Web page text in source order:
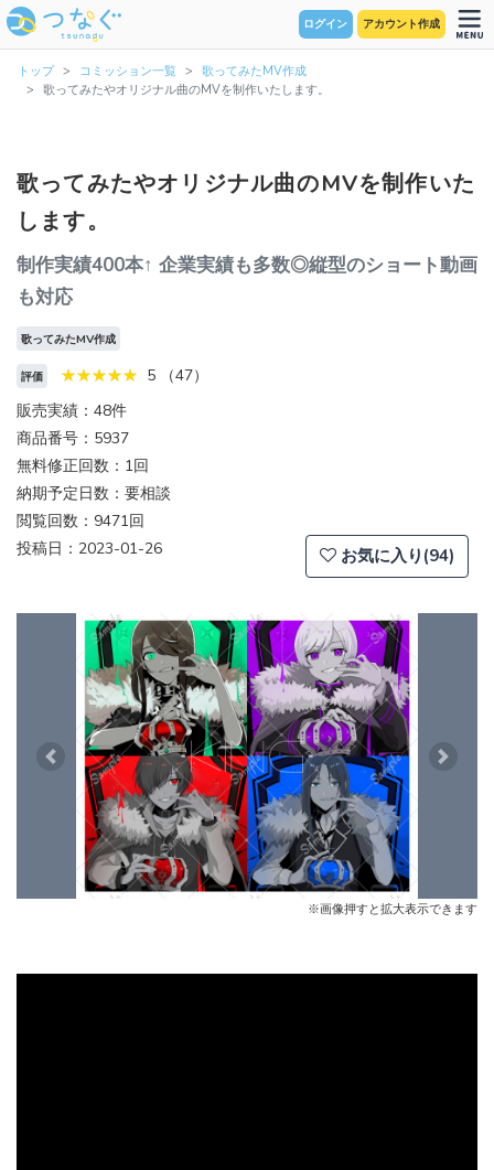
ログイン アカウント作成
トップ コミッション一覧
歌ってみたMV作成
歌ってみたやオリジナル曲のMVを制作いたします。
歌ってみたやオリジナル曲のMVを制作いた
します。
制作実績400本↑ 企業実績も多数◎縦型のショート動画
も対応
歌ってみたMV作成
評価
5 （47）
販売実績：48件
商品番号：5937
無料修正回数：1回
納期予定日数：要相談
閲覧回数：9471回
投稿日：2023-01-26
お気に入り(94)
Previous Next
※画像押すと拡大表示できます